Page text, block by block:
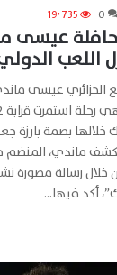
0 19٬735
حافلة عيسى
اللعب
عيسى
بصمة بارزة
ماندي، المنضم
خلال رسالة مصورة
أكد فيها…